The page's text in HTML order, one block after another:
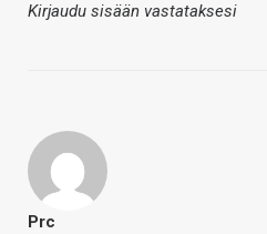
Kirjaudu sisään vastataksesi
Prc